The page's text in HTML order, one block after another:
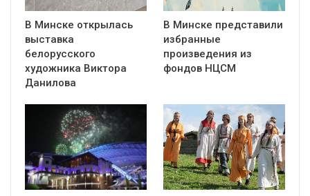
В Минске открылась
выставка
белорусского
художника Виктора
Данилова
В Минске представили
избранные
произведения из
фондов НЦСМ